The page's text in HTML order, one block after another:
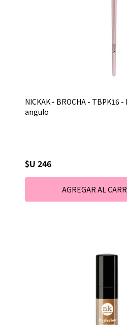
NICKAK - BROCHA - TBPK16
angulo
$U 246